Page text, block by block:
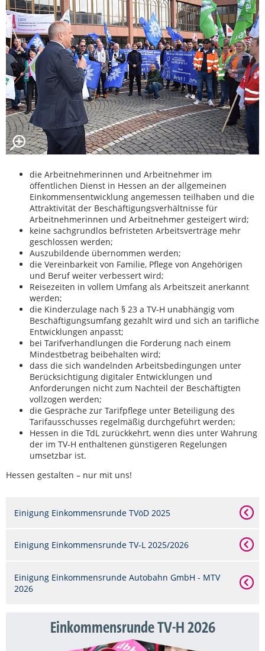
die Arbeitnehmerinnen und Arbeitnehmer im
öffentlichen Dienst in Hessen an der allgemeinen
Einkommensentwicklung angemessen teilhaben und die
Attraktivität der Beschäftigungsverhältnisse für
Arbeitnehmerinnen und Arbeitnehmer gesteigert wird;
keine sachgrundlos befristeten Arbeitsverträge mehr
geschlossen werden;
Auszubildende übernommen werden;
die Vereinbarkeit von Familie, Pflege von Angehörigen
und Beruf weiter verbessert wird;
Reisezeiten in vollem Umfang als Arbeitszeit anerkannt
werden;
die Kinderzulage nach § 23 a TV-H unabhängig vom
Beschäftigungsumfang gezahlt wird und sich an tarifliche
Entwicklungen anpasst;
bei Tarifverhandlungen die Forderung nach einem
Mindestbetrag beibehalten wird;
dass die sich wandelnden Arbeitsbedingungen unter
Berücksichtigung digitaler Entwicklungen und
Anforderungen nicht zum Nachteil der Beschäftigten
vollzogen werden;
die Gespräche zur Tarifpflege unter Beteiligung des
Tarifausschusses regelmäßig durchgeführt werden;
Hessen in die TdL zurückkehrt, wenn dies unter Wahrung
der im TV-H enthaltenen günstigeren Regelungen
umsetzbar ist.
Hessen gestalten – nur mit uns!
Einigung Einkommensrunde TVöD 2025
Einigung Einkommensrunde TV-L 2025/2026
Einigung Einkommensrunde Autobahn GmbH - MTV
2026
Einkommensrunde TV-H 2026